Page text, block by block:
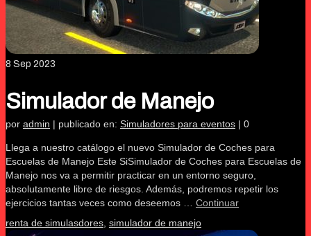
8 Sep 2023
Simulador de Manejo
por admin | publicado en: Simuladores para eventos | 0
Llega a nuestro catálogo el nuevo Simulador de Coches para
Escuelas de Manejo Este SiSimulador de Coches para Escuelas de
Manejo nos va a permitir practicar en un entorno seguro,
absolutamente libre de riesgos. Además, podremos repetir los
ejercicios tantas veces como deseemos … Continuar
renta de simulasdores simulador de manejo